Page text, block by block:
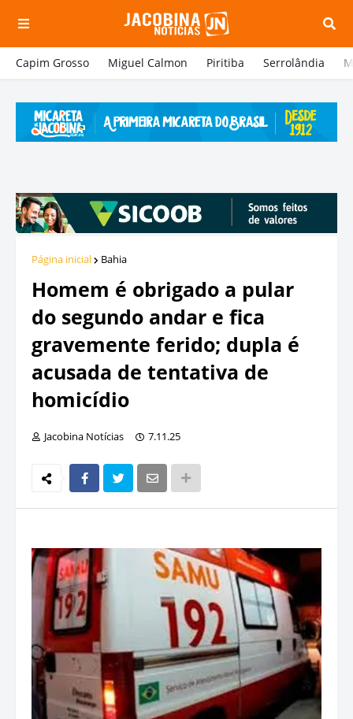
Capim Grosso Miguel Calmon Piritiba Serrolândia
Página inicial Bahia
Homem é obrigado a pular
do segundo andar e fica
gravemente ferido; dupla é
acusada de tentativa de
homicídio
Jacobina Notícias 7.11.25